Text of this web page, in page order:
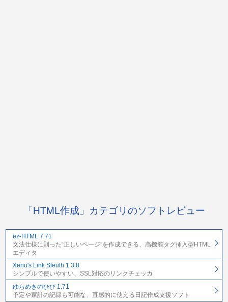
「HTML作成」カテゴリのソフトレビュー
ez-HTML 7.71
文法仕様に則った“正しいページ”を作成できる、高機能タグ挿入型HTML
エディタ
Xenu's Link Sleuth 1.3.8
シンプルで使いやすい、SSL対応のリンクチェッカ
ゆらめきのひび 1.71
予定や家計の記録も可能な、直感的に使える日記作成支援ソフト